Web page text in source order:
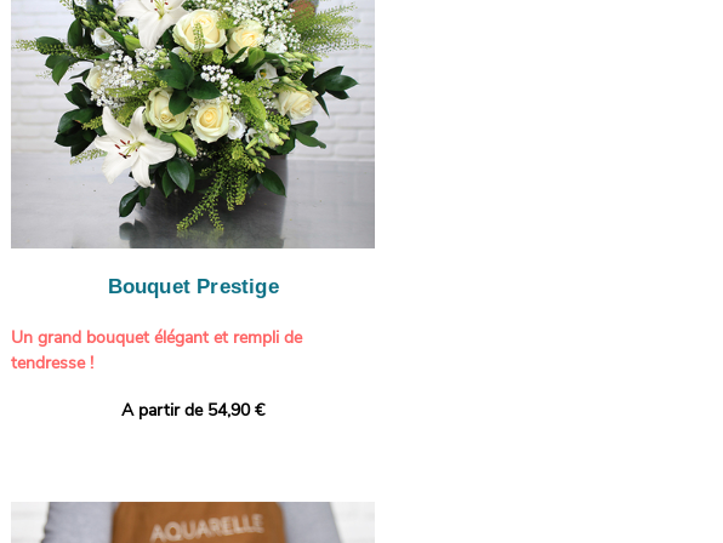
- Célébrer une occasion spéciale
- Faire plaisir à un amateur d'art et de peinture
- Exprimer une atmosphère méditerranéenne et
colorée dans votre intérieur.
Tableau : Paul Signac,Vue de Saint-Tropez,
coucher de soleil au bois de pins, 1888
Crédits photo :classicpaintings / Alamy Stock
Il contient :
- Des hortensias colorés (les couleurs peuvent
varier selon l’arrivage)
- Des fleurs à grosse tête, au charme intemporel
À offrir pour :
- Célébrer un anniversaire
- Remercier avec panache
- Apporter une touche florale à une maison de
Bouquet Prestige
Un grand bouquet élégant et rempli de
tendresse !
Offrez un instant de douceur avec ce bouquet
blanches, symbole de sincérité et de délicatesse
A partir de 54,90 €